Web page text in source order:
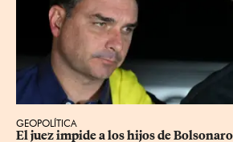
GEOPOLÍTICA
El juez impide a los hijos de